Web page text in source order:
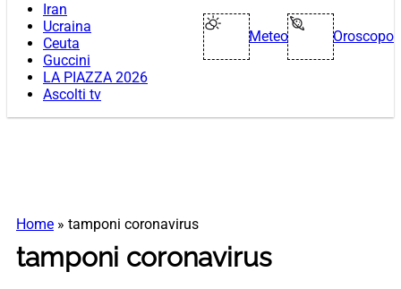
Iran
Ucraina
Ceuta
Guccini
LA PIAZZA 2026
Ascolti tv
Meteo Oroscopo
Home » tamponi coronavirus
tamponi coronavirus